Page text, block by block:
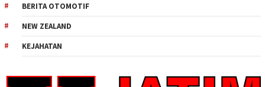
BERITA OTOMOTIF
NEW ZEALAND
KEJAHATAN